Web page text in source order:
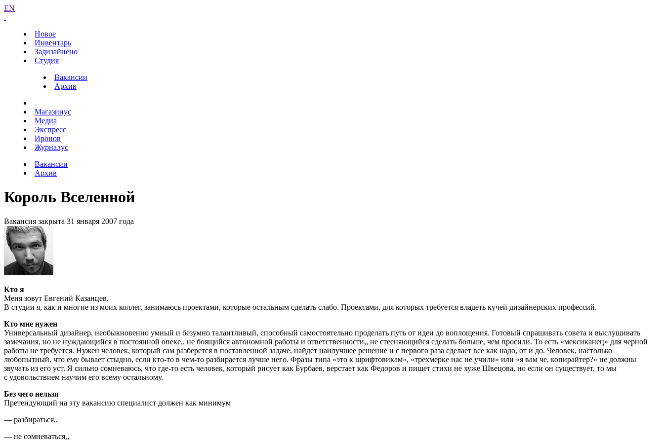
EN
Новое
Инвентарь
Задизайнено
Студия
Вакансии
Архив
Магазинус
Медиа
Экспресс
Иронов
Журналус
Вакансии
Архив
Король Вселенной
Вакансия закрыта 31 января 2007 года
Кто я
Меня зовут Евгений Казанцев.
В студии я, как и многие из моих коллег, занимаюсь проектами, которые остальным сделать слабо. Проектами, для которых требуется владеть кучей дизайнерских профессий.
Кто мне нужен
Универсальный дизайнер, необыкновенно умный и безумно талантливый, способный самостоятельно проделать путь от идеи до воплощения. Готовый спрашивать совета и выслушивать
замечания, но не нуждающийся в постоянной опеке,, не боящийся автономной работы и ответственности,, не стесняющийся сделать больше, чем просили. То есть «мексиканец» для черной
работы не требуется. Нужен человек, который сам разберется в поставленной задаче, найдет наилучшее решение и с первого раза сделает все как надо, от и до. Человек, настолько
любопытный, что ему бывает стыдно, если кто-то в чем-то разбирается лучше него. Фразы типа «это к шрифтовикам», «трехмерке нас не учили» или «я вам че, копирайтер?» не должны
звучать из его уст. Я сильно сомневаюсь, что где-то есть человек, который рисует как Бурбаев, верстает как Федоров и пишет стихи не хуже Швецова, но если он существует, то мы
с удовольствием научим его всему остальному.
Без чего нельзя
Претендующий на эту вакансию специалист должен как минимум
— разбираться,,
— не сомневаться,,